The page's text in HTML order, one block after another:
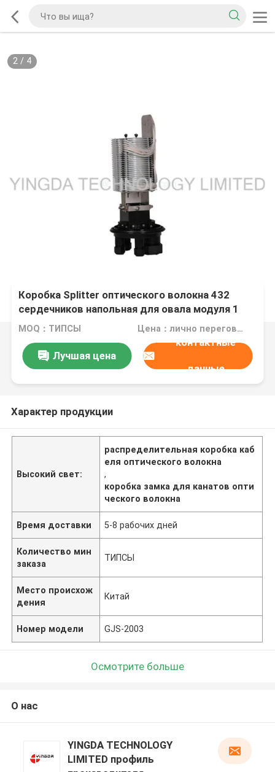
2/ 4
Коробка Splitter оптического волокна 432
сердечников напольная для овала модуля 1
Splitter + круглый порт 3
MOQ：ТИПСЫ Цена：лично переговорить
Лучшая цена
контактные
данные
Характер продукции
Высокий свет:
распределительная коробка каб
еля оптического волокна
,
коробка замка для канатов опти
ческого волокна
Время доставки 5-8 рабочих дней
Количество мин
заказа
ТИПСЫ
Место происхож
дения
Китай
Номер модели GJS-2003
Осмотрите больше
О нас
YINGDA TECHNOLOGY
LIMITED профиль